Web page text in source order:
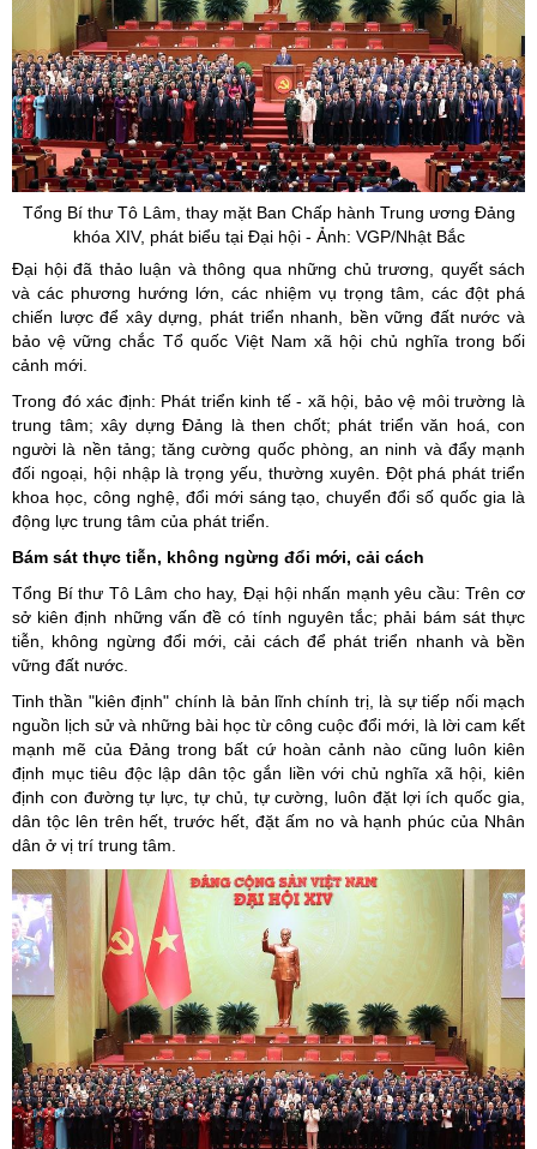
Tổng Bí thư Tô Lâm, thay mặt Ban Chấp hành Trung ương Đảng
khóa XIV, phát biểu tại Đại hội - Ảnh: VGP/Nhật Bắc
Đại hội đã thảo luận và thông qua những chủ trương, quyết sách
và các phương hướng lớn, các nhiệm vụ trọng tâm, các đột phá
chiến lược để xây dựng, phát triển nhanh, bền vững đất nước và
bảo vệ vững chắc Tổ quốc Việt Nam xã hội chủ nghĩa trong bối
cảnh mới.
Trong đó xác định: Phát triển kinh tế - xã hội, bảo vệ môi trường là
trung tâm; xây dựng Đảng là then chốt; phát triển văn hoá, con
người là nền tảng; tăng cường quốc phòng, an ninh và đẩy mạnh
đối ngoại, hội nhập là trọng yếu, thường xuyên. Đột phá phát triển
khoa học, công nghệ, đổi mới sáng tạo, chuyển đổi số quốc gia là
động lực trung tâm của phát triển.
Bám sát thực tiễn, không ngừng đổi mới, cải cách
Tổng Bí thư Tô Lâm cho hay, Đại hội nhấn mạnh yêu cầu: Trên cơ
sở kiên định những vấn đề có tính nguyên tắc; phải bám sát thực
tiễn, không ngừng đổi mới, cải cách để phát triển nhanh và bền
vững đất nước.
Tinh thần "kiên định" chính là bản lĩnh chính trị, là sự tiếp nối mạch
nguồn lịch sử và những bài học từ công cuộc đổi mới, là lời cam kết
mạnh mẽ của Đảng trong bất cứ hoàn cảnh nào cũng luôn kiên
định mục tiêu độc lập dân tộc gắn liền với chủ nghĩa xã hội, kiên
định con đường tự lực, tự chủ, tự cường, luôn đặt lợi ích quốc gia,
dân tộc lên trên hết, trước hết, đặt ấm no và hạnh phúc của Nhân
dân ở vị trí trung tâm.